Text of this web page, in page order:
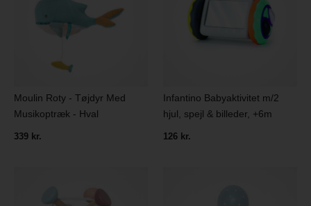
Moulin Roty - Tøjdyr Med
Musikoptræk - Hval
339 kr.
Infantino Babyaktivitet m/2
hjul, spejl & billeder, +6m
126 kr.